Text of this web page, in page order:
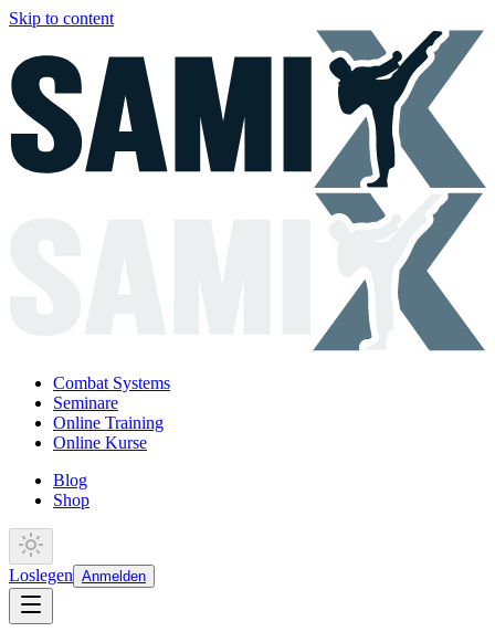
Skip to content
Combat Systems
Seminare
Online Training
Online Kurse
Blog
Shop
Loslegen Anmelden